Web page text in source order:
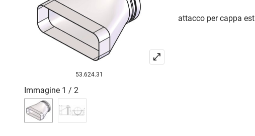
53.624.31
Immagine 1 / 2
attacco per cappa